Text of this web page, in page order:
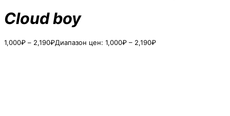
Cloud boy
1,000₽ – 2,190₽Диапазон цен: 1,000₽ – 2,190₽